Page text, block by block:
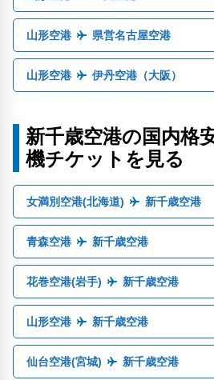
山形空港 県営名古屋空港
山形空港 伊丹空港（大阪）
新千歳空港の国内格
機チケットを見る
女満別空港(北海道) 新千歳空港
青森空港 新千歳空港
花巻空港(岩手) 新千歳空港
山形空港 新千歳空港
仙台空港(宮城) 新千歳空港